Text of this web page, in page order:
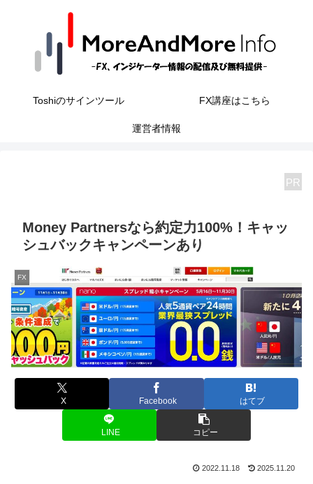
Toshiのサインツール FX講座はこちら
運営者情報
PR
Money Partnersなら約定力100%！キャッ
シュバックキャンペーンあり
FX
X Facebook はてブ
LINE コピー
2022.11.18 2025.11.20